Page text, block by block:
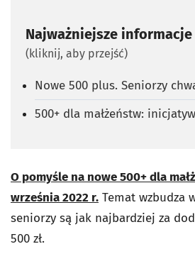
Najważniejsze informacje
(kliknij, aby przejść)
Nowe 500 plus. Seniorzy
500+ dla małżeństw:
O pomyśle na nowe 500+ dla
września 2022 r. Temat wzbudza
seniorzy są jak najbardziej za
500 zł.